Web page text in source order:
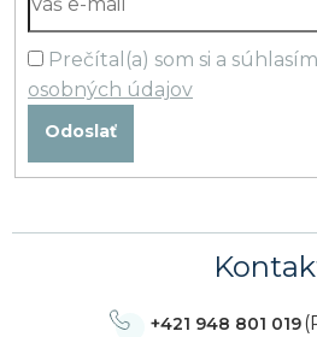
Prečítal(a) som si a
osobných údajov
Odoslať
+421 948 801 019